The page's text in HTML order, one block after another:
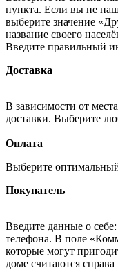
пункта. Если вы не
выберите значение
название своего
Введите правильный
Доставка
В зависимости от
доставки. Выберите
Оплата
Выберите
Покупатель
Введите данные о
телефона. В поле
которые могут
доме считаются справа